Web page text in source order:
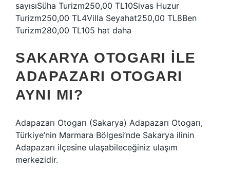
sayısıSüha Turizm250,00 TL10Sivas Huzur
Turizm250,00 TL4Villa Seyahat250,00 TL8Ben
Turizm280,00 TL105 hat daha
SAKARYA OTOGARI ILE
ADAPAZARI OTOGARI
AYNI MI?
Adapazarı Otogarı (Sakarya) Adapazarı Otogarı,
Türkiye’nin Marmara Bölgesi’nde Sakarya ilinin
Adapazarı ilçesine ulaşabileceğiniz ulaşım
merkezidir.